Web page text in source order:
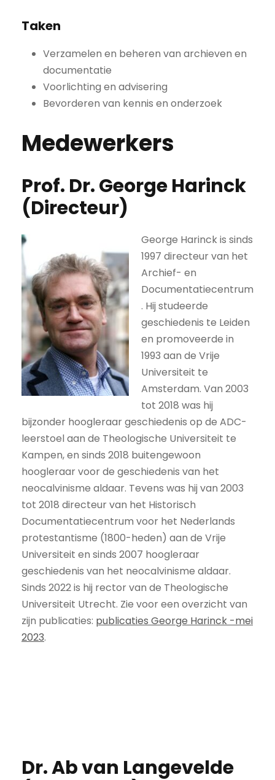
Taken
Verzamelen en beheren van archieven en
documentatie
Voorlichting en advisering
Bevorderen van kennis en onderzoek
Medewerkers
Prof. Dr. George Harinck
(Directeur)
George Harinck is sinds
1997 directeur van het
Archief- en
Documentatiecentrum
. Hij studeerde
geschiedenis te Leiden
en promoveerde in
1993 aan de Vrije
Universiteit te
Amsterdam. Van 2003
tot 2018 was hij
bijzonder hoogleraar geschiedenis op de ADC-
leerstoel aan de Theologische Universiteit te
Kampen, en sinds 2018 buitengewoon
hoogleraar voor de geschiedenis van het
neocalvinisme aldaar. Tevens was hij van 2003
tot 2018 directeur van het Historisch
Documentatiecentrum voor het Nederlands
protestantisme (1800-heden) aan de Vrije
Universiteit en sinds 2007 hoogleraar
geschiedenis van het neocalvinisme aldaar.
Sinds 2022 is hij rector van de Theologische
Universiteit Utrecht. Zie voor een overzicht van
zijn publicaties: publicaties George Harinck -mei
2023.
Dr. Ab van Langevelde